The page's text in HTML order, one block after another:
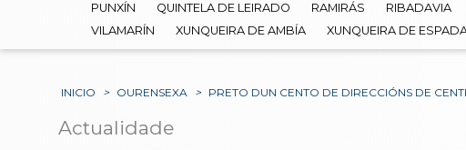
PUNXÍN
QUINTELA DE LEIRADO RAMIRÁS RIBADAVIA
VILAMARÍN
XUNQUEIRA DE AMBÍA XUNQUEIRA DE
INICIO > OURENSEXA > PRETO DUN CENTO DE DIRECCIÓNS DE
Actualidade